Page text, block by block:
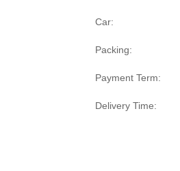
Car:
Packing:
Payment Term:
Delivery Time: